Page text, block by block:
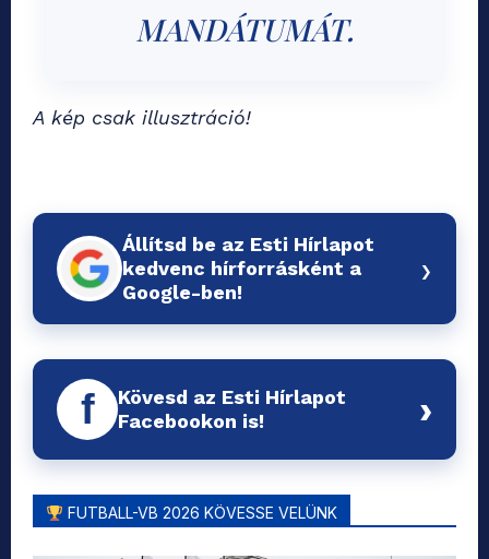
MANDÁTUMÁT.
A kép csak illusztráció!
Állítsd be az Esti Hírlapot
kedvenc hírforrásként a
Google-ben!
›
f
Kövesd az Esti Hírlapot
Facebookon is!
›
FUTBALL-VB 2026 KÖVESSE VELÜNK